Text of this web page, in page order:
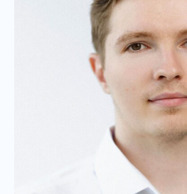
Пермские разговоры о праве